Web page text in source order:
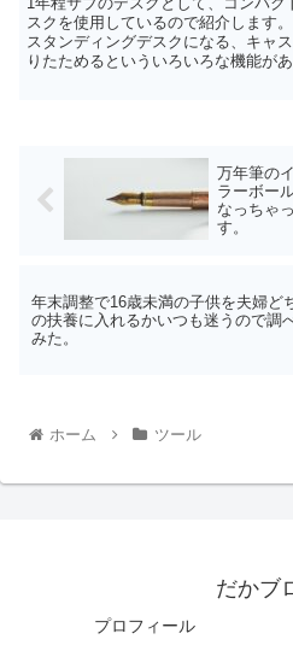
スクを使用しているので紹介します
スタンディングデスクになる、キャ
りたためるといういろいろな機能が
万年筆の
ラーボー
なっちゃ
す。
年末調整で16歳未満の子供を夫婦ど
の扶養に入れるかいつも迷うので調
みた。
ホーム ツール
だかブ
プロフィール